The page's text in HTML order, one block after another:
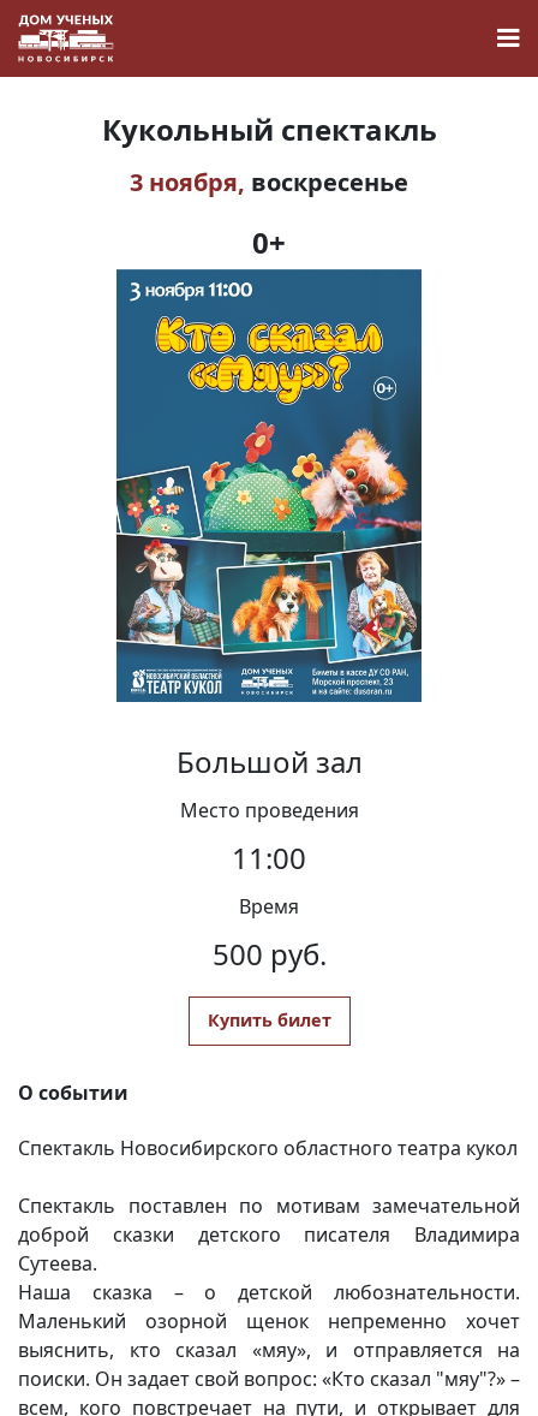
Наука
О Доме учёных
Виртуальный тур
Контакты
Вакансии
Кукольный спектакль
3 ноября, воскресенье
0+
Большой зал
Место проведения
11:00
Время
500 руб.
Купить билет
О событии
Спектакль Новосибирского областного театра кукол
Спектакль поставлен по мотивам замечательной
доброй сказки детского писателя Владимира
Сутеева.
Наша сказка – о детской любознательности.
Маленький озорной щенок непременно хочет
выяснить, кто сказал «мяу», и отправляется на
поиски. Он задает свой вопрос: «Кто сказал "мяу"?» –
всем, кого повстречает на пути, и открывает для